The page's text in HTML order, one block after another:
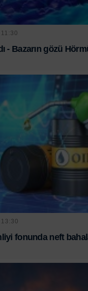
- Bazarın gözü
fonunda neft